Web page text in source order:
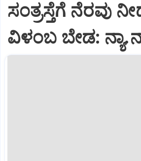
ಸಂತ್ರಸ್ತೆಗೆ ನೆರವು
ವಿಳಂಬ ಬೇಡ: